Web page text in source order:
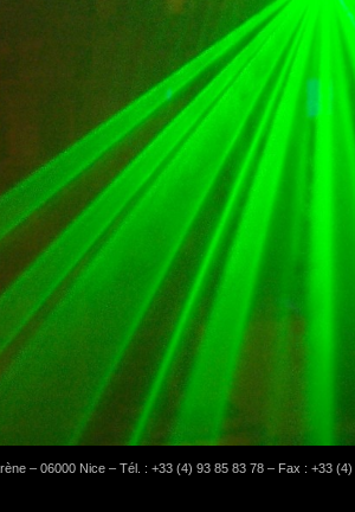
– 06000 Nice – Tél. : +33 (4) 93 85 83 78 – Fax : +33